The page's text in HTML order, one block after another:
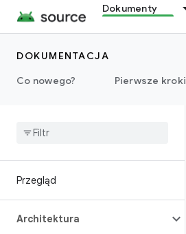
Dokumenty
DOKUMENTACJA
Co nowego?
Pierwsze kroki
Przegląd
Architektura